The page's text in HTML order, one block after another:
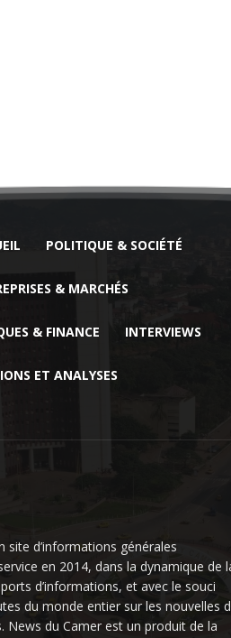
POLITIQUE & SOCIÉTÉ
& MARCHÉS
& FINANCE INTERVIEWS
ET ANALYSES
site d’informations générales
en 2014, dans la dynamique de
d’informations, et avec le souci
du monde entier sur les nouvelles
News du Camer est un produit de la